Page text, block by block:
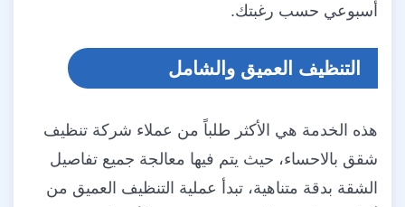
أسبوعي حسب رغبتك.
التنظيف العميق والشامل
هذه الخدمة هي الأكثر طلباً من عملاء شركة تنظيف
شقق بالاحساء، حيث يتم فيها معالجة جميع تفاصيل
الشقة بدقة متناهية، تبدأ عملية التنظيف العميق من